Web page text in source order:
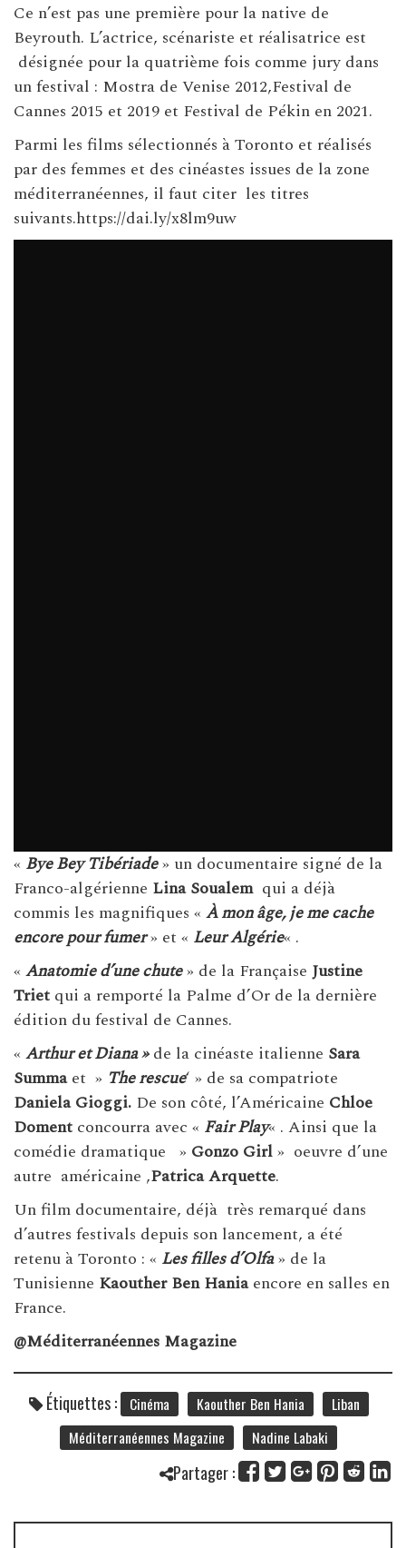
Ce n’est pas une première pour la native de
Beyrouth. L’actrice, scénariste et réalisatrice est
désignée pour la quatrième fois comme jury dans
un festival : Mostra de Venise 2012,Festival de
Cannes 2015 et 2019 et Festival de Pékin en 2021.
Parmi les films sélectionnés à Toronto et réalisés
par des femmes et des cinéastes issues de la zone
méditerranéennes, il faut citer les titres
suivants.https://dai.ly/x8lm9uw
« Bye Bey Tibériade» un documentaire signé de la
Franco-algérienne Lina Soualem qui a déjà
commis les magnifiques « À mon âge, je me cache
encore pour fumer» et « Leur Algérie« .
« Anatomie d’une chute» de la Française Justine
Triet qui a remporté la Palme d’Or de la dernière
édition du festival de Cannes.
« Arthur et Diana »de la cinéaste italienne Sara
Summaet » The rescue‘ » de sa compatriote
Daniela Gioggi. De son côté, l’Américaine Chloe
Doment concourra avec « Fair Play« . Ainsi que la
comédie dramatique » Gonzo Girl» oeuvre d’une
autre américaine ,Patrica Arquette.
Un film documentaire, déjà très remarqué dans
d’autres festivals depuis son lancement, a été
retenu à Toronto : « Les filles d’Olfa» de la
Tunisienne Kaouther Ben Haniaencore en salles en
France.
@Méditerranéennes Magazine
Étiquettes : Cinéma Kaouther Ben Hania
Liban
Méditerranéennes Magazine
Nadine Labaki
Partager :